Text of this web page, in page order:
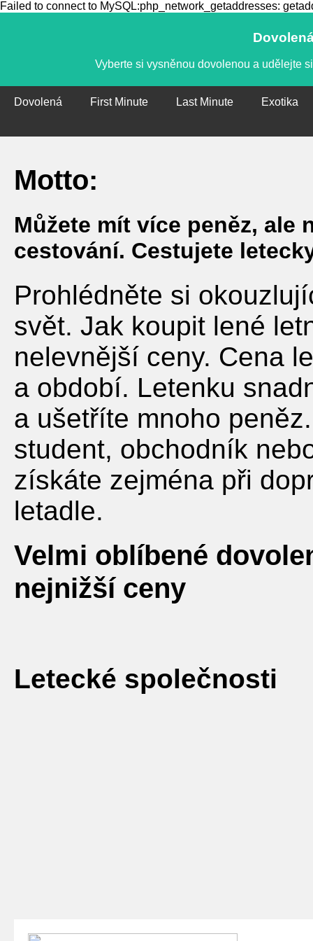
Failed to connect to MySQL:php_network_getaddresses:
Vyberte si vysněnou dovolenou a udělejte
Dovolená First Minute Last Minute Exotika
Motto:
Můžete mít více peněz, ale
cestování. Cestujete
Prohlédněte si
svět. Jak koupit lené
nelevnější ceny. Cena
a období. Letenku
a ušetříte mnoho
student, obchodník
získáte zejména při
letadle.
Velmi oblíbené
nejnižší ceny
Letecké společnosti